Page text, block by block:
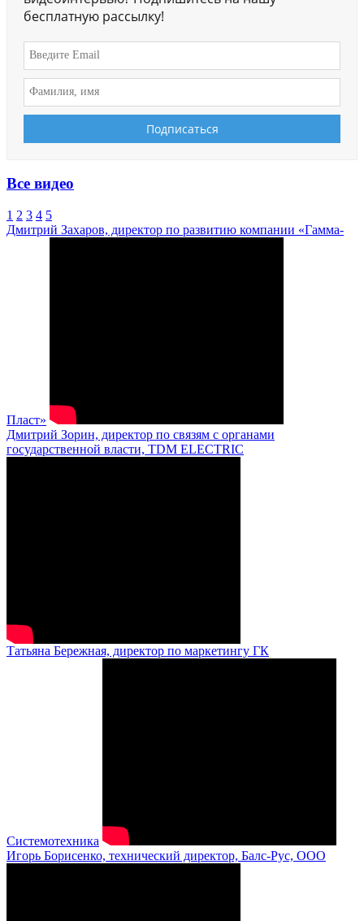
бесплатную рассылку!
Все видео
1 2 3 4 5
Дмитрий Захаров, директор по развитию компании «Гамма-
Пласт»
Дмитрий Зорин, директор по связям с органами
государственной власти, TDM ELECTRIC
Татьяна Бережная, директор по маркетингу ГК
Системотехника
Игорь Борисенко, технический директор, Балс-Рус, ООО